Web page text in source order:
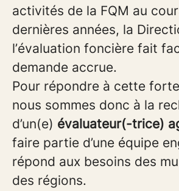
activités de la FQM au
dernières années, la
l’évaluation foncière fait
demande accrue.
Pour répondre à cette
nous sommes donc à la
d’un(e) évaluateur(-trice)
faire partie d’une équipe
répond aux besoins des
des régions.